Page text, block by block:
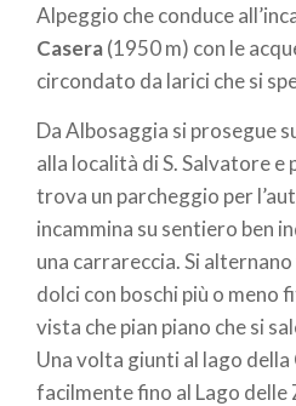
Alpeggio che conduce
Casera(1950 m) con le
circondato da larici che si
Da Albosaggia si prosegue
alla località di S. Salvatore e
trova un parcheggio per
incammina su sentiero ben
una carrareccia. Si
dolci con boschi più o meno
vista che pian piano che si
Una volta giunti al lago
facilmente fino al Lago delle